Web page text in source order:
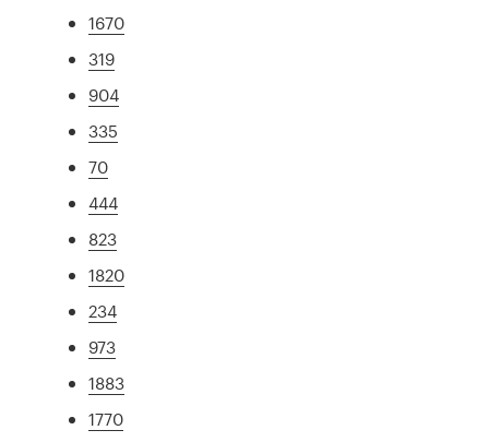
1670
319
904
335
70
444
823
1820
234
973
1883
1770